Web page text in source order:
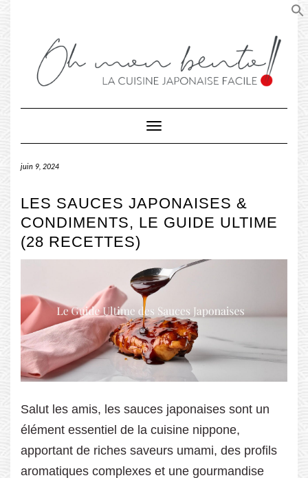
Toggle Navigation
juin 9, 2024
LES SAUCES JAPONAISES &
CONDIMENTS, LE GUIDE ULTIME
(28 RECETTES)
Salut les amis, les sauces japonaises sont un
élément essentiel de la cuisine nippone,
apportant de riches saveurs umami, des profils
aromatiques complexes et une gourmandise